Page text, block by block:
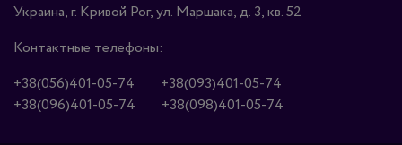
Украина, г. Кривой Рог, ул. Маршака, д. 3, кв. 52
Контактные телефоны:
+38(056)401-05-74
+38(093)401-05-74
+38(096)401-05-74
+38(098)401-05-74